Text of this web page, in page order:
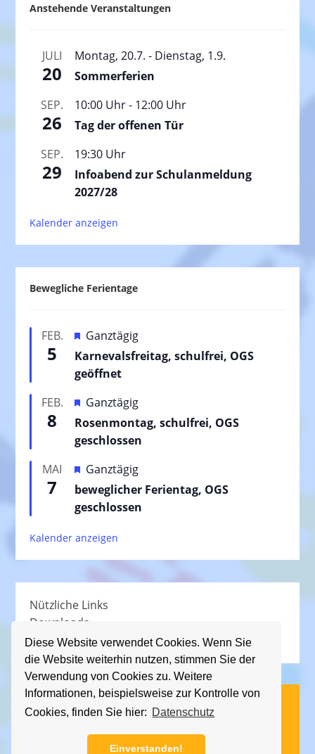
Diese Website verwendet Cookies. Wenn Sie
die Website weiterhin nutzen, stimmen Sie der
Verwendung von Cookies zu. Weitere
Informationen, beispielsweise zur Kontrolle von
Cookies, finden Sie hier: Datenschutz
Einverstanden!
Anstehende Veranstaltungen
JULI
20
Montag, 20.7. - Dienstag, 1.9.
Sommerferien
SEP.
26
10:00 Uhr- 12:00 Uhr
Tag der offenen Tür
SEP.
29
19:30 Uhr
Infoabend zur Schulanmeldung
2027/28
Kalender anzeigen
Bewegliche Ferientage
FEB.
5
H
e
r
o
r
g
h
o
b
n
Ganztägig
Karnevalsfreitag, schulfrei, OGS
geöffnet
FEB.
8
H
e
r
o
r
g
h
o
n
Ganztägig
Rosenmontag, schulfrei, OGS
geschlossen
MAI
7
H
e
r
o
r
h
o
b
e
n
Ganztägig
beweglicher Ferientag, OGS
geschlossen
Kalender anzeigen
Nützliche Links
Downloads
Schullied
Impressum|Datenschutz